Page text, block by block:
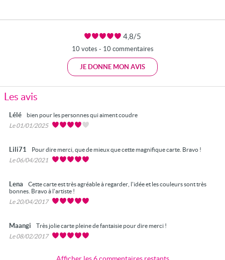
4,8/5
10 votes - 10 commentaires
JE DONNE MON AVIS
Les avis
Lélé
bien pour les personnes qui aiment coudre
Le 01/01/2025
Lili71
Pour dire merci, que de mieux que cette magnifique carte. Bravo !
Le 06/04/2021
Lena
Cette carte est très agréable à regarder, l'idée et les couleurs sont très
bonnes. Bravo à l'artiste !
Le 20/04/2017
Maangi
Très jolie carte pleine de fantaisie pour dire merci !
Le 08/02/2017